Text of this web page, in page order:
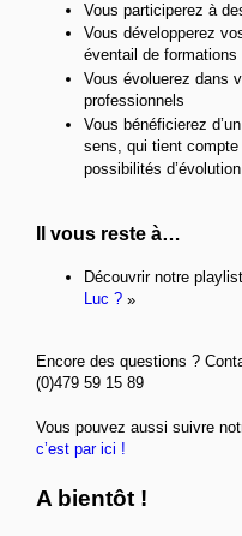
Vous participerez à
Vous développerez
éventail de
Vous évoluerez dans
professionnels
Vous bénéficierez
sens, qui tient
possibilités d’évolution
Il vous reste à…
Découvrir notre
Luc ? »
Encore des questions ?
(0)479 59 15 89
Vous pouvez aussi suivre
c’est par ici !
A bientôt !